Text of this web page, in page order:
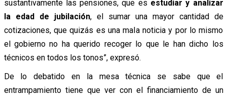
sustantivamente las pensiones, que es estudiar y analizar
la edad de jubilación, el sumar una mayor cantidad de
cotizaciones, que quizás es una mala noticia y por lo mismo
el gobierno no ha querido recoger lo que le han dicho los
técnicos en todos los tonos”, expresó.
De lo debatido en la mesa técnica se sabe que el
entrampamiento tiene que ver con el financiamiento de un